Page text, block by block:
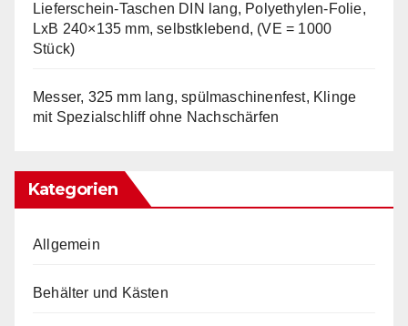
Lieferschein-Taschen DIN lang, Polyethylen-Folie,
LxB 240×135 mm, selbstklebend, (VE = 1000
Stück)
Messer, 325 mm lang, spülmaschinenfest, Klinge
mit Spezialschliff ohne Nachschärfen
Kategorien
Allgemein
Behälter und Kästen